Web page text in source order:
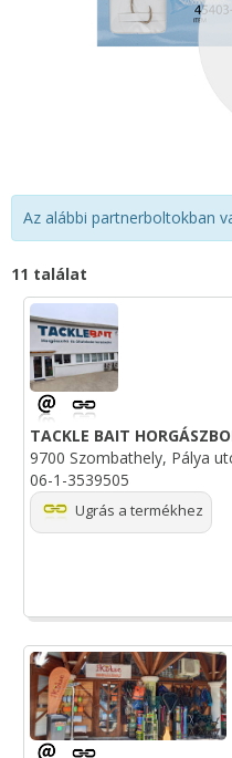
Az alábbi partnerboltokban
11 találat
TACKLE BAIT
9700 Szombathely, Pálya
06-1-3539505
Ugrás a termékhez